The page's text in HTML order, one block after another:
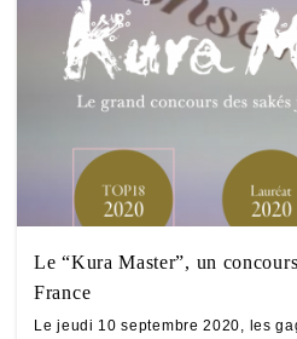
Le “Kura Master”, un
France
Le jeudi 10 septembre 2020, les